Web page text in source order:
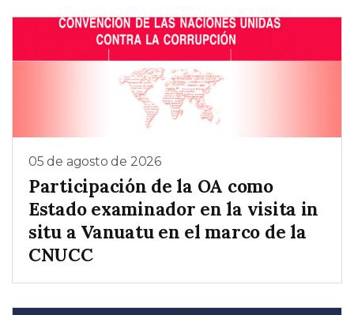
05 de agosto de 2026
Participación de la OA como
Estado examinador en la visita in
situ a Vanuatu en el marco de la
CNUCC